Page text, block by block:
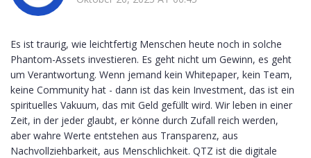
Es ist traurig, wie leichtfertig Menschen heute noch in solche
Phantom-Assets investieren. Es geht nicht um Gewinn, es geht
um Verantwortung. Wenn jemand kein Whitepaper, kein Team,
keine Community hat - dann ist das kein Investment, das ist ein
spirituelles Vakuum, das mit Geld gefüllt wird. Wir leben in einer
Zeit, in der jeder glaubt, er könne durch Zufall reich werden,
aber wahre Werte entstehen aus Transparenz, aus
Nachvollziehbarkeit, aus Menschlichkeit. QTZ ist die digitale